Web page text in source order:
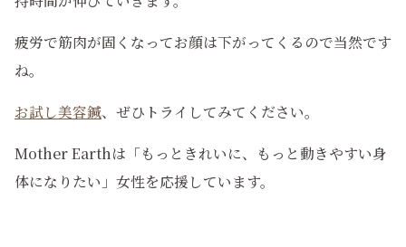
疲労で筋肉が固くなってお顔は下がってくるので当然です
ね。
お試し美容鍼、ぜひトライしてみてください。
Mother Earthは「もっときれいに、もっと動きやすい身
体になりたい」女性を応援しています。